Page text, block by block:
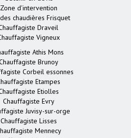
Zone d'intervention
chaudières Frisquet
Draveil
Vigneux
Athis Mons
Brunoy
Corbeil essonnes
Etampes
Etiolles
Chauffagiste Evry
Juvisy-sur-orge
Chauffagiste Lisses
Mennecy